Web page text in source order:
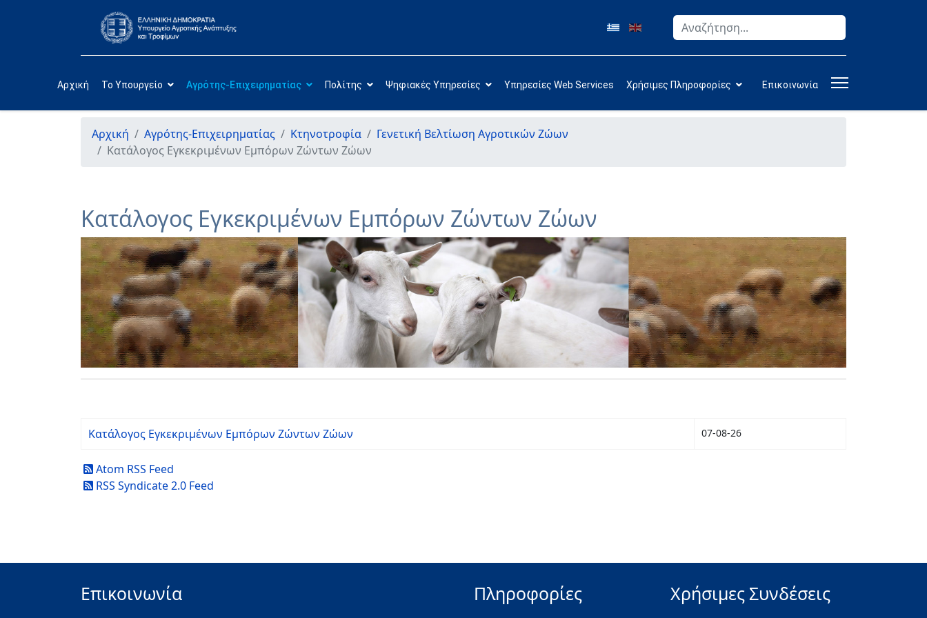
Αναζήτηση
Αρχική Το Υπουργείο Αγρότης-Επιχειρηματίας Πολίτης Ψηφιακές Υπηρεσίες Υπηρεσίες Web Services Χρήσιμες Πληροφορίες Επικοινωνία
Αρχική Αγρότης-Επιχειρηματίας Κτηνοτροφία
Γενετική Βελτίωση Αγροτικών Ζώων
Κατάλογος Eγκεκριμένων Eμπόρων Zώντων Zώων
Κατάλογος Eγκεκριμένων Eμπόρων Zώντων Zώων
Κατάλογος Εγκεκριμένων Εμπόρων Ζώντων Ζώων 07-08-26
Atom RSS Feed
RSS Syndicate 2.0 Feed
Επικοινωνία Πληροφορίες Χρήσιμες Συνδέσεις